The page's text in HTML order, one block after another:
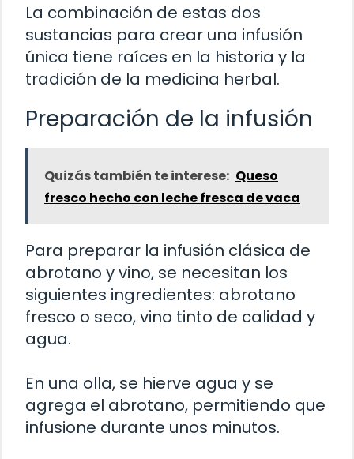
La combinación de estas dos
sustancias para crear una infusión
única tiene raíces en la historia y la
tradición de la medicina herbal.
Preparación de la infusión
Quizás también te interese: Queso
fresco hecho con leche fresca de vaca
Para preparar la infusión clásica de
abrotano y vino, se necesitan los
siguientes ingredientes: abrotano
fresco o seco, vino tinto de calidad y
agua.
En una olla, se hierve agua y se
agrega el abrotano, permitiendo que
infusione durante unos minutos.